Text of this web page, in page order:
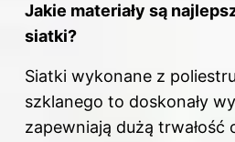
Jakie materiały są
siatki?
Siatki wykonane z
szklanego to doskonały
zapewniają dużą trwałość